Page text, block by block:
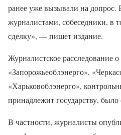
ранее уже вызывали на допрос.
журналистами, собеседники, в
сделку», — пишет издание.
Журналистское расследование
«Запорожьеоблэнерго»,
«Харьковоблэнерго»,
принадлежит государству,
В частности, журналисты